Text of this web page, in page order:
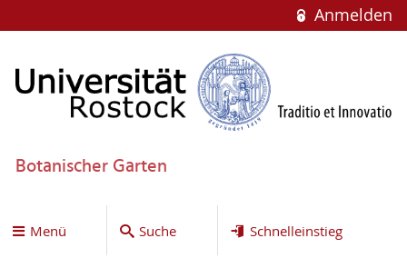
Anmelden
Botanischer Garten
Menü Suche Schnelleinstieg